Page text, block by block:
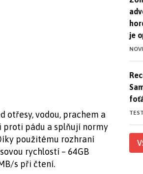
otřesy, vodou, prachem a
proti pádu a splňují normy
použitému rozhraní
rychlostí – 64GB
s při čtení.
je